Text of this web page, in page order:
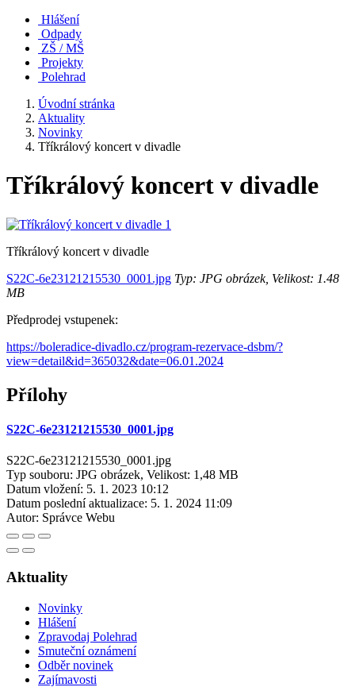
Hlášení
Odpady
ZŠ / MŠ
Projekty
Polehrad
Úvodní stránka
Aktuality
Novinky
Tříkrálový koncert v divadle
Tříkrálový koncert v divadle
Tříkrálový koncert v divadle
S22C-6e23121215530_0001.jpg Typ: JPG obrázek, Velikost: 1.48
MB
Předprodej vstupenek:
https://boleradice-divadlo.cz/program-rezervace-dsbm/?
view=detail&id=365032&date=06.01.2024
Přílohy
S22C-6e23121215530_0001.jpg
S22C-6e23121215530_0001.jpg
Typ souboru: JPG obrázek, Velikost: 1,48 MB
Datum vložení: 5. 1. 2023 10:12
Datum poslední aktualizace: 5. 1. 2024 11:09
Autor: Správce Webu
Aktuality
Novinky
Hlášení
Zpravodaj Polehrad
Smuteční oznámení
Odběr novinek
Zajímavosti